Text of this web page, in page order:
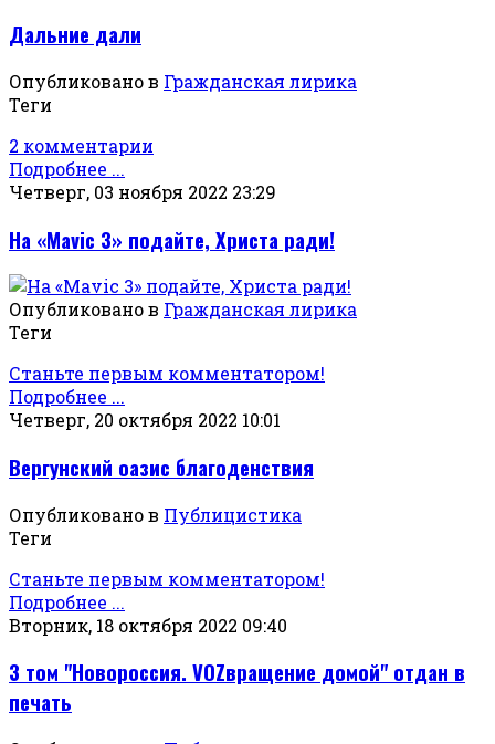
Дальние дали
Опубликовано в Гражданская лирика
Теги
2 комментарии
Подробнее ...
Четверг, 03 ноября 2022 23:29
На «Mavic 3» подайте, Христа ради!
Опубликовано в Гражданская лирика
Теги
Станьте первым комментатором!
Подробнее ...
Четверг, 20 октября 2022 10:01
Вергунский оазис благоденствия
Опубликовано в Публицистика
Теги
Станьте первым комментатором!
Подробнее ...
Вторник, 18 октября 2022 09:40
3 том "Новороссия. VOZвращение домой" отдан в
печать